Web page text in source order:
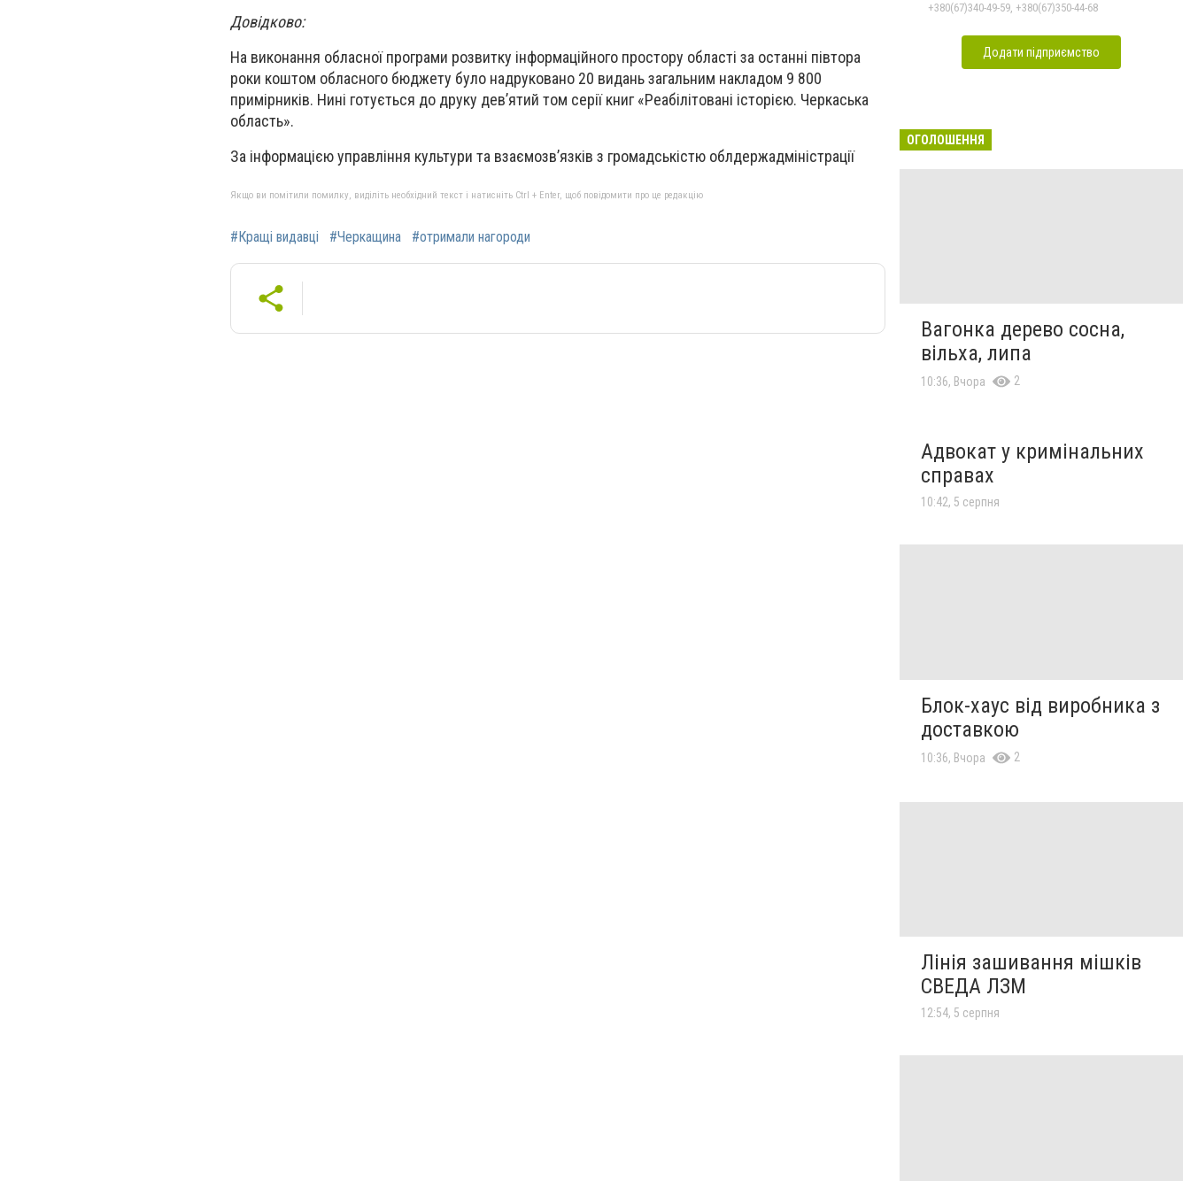
Довідково:
На виконання обласної програми розвитку інформаційного простору області за останні півтора
роки коштом обласного бюджету було надруковано 20 видань загальним накладом 9 800
примірників. Нині готується до друку дев’ятий том серії книг «Реабілітовані історією. Черкаська
область».
За інформацією управління культури та взаємозв’язків з громадськістю облдержадміністрації
Якщо ви помітили помилку, виділіть необхідний текст і натисніть Ctrl + Enter, щоб повідомити про це редакцію
#Кращі видавці #Черкащина #отримали нагороди
+380(67)340-49-59, +380(67)350-44-68
Додати підприємство
ОГОЛОШЕННЯ
Вагонка дерево сосна,
вільха, липа
10:36, Вчора 2
Адвокат у кримінальних
справах
10:42, 5 серпня
Блок-хаус від виробника з
доставкою
10:36, Вчора 2
Лінія зашивання мішків
СВЕДА ЛЗМ
12:54, 5 серпня